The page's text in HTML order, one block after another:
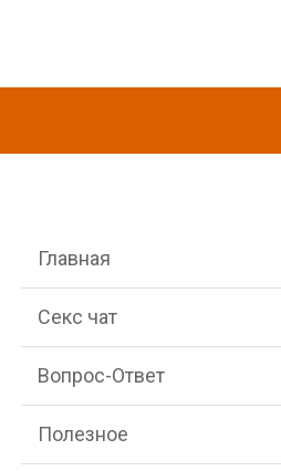
Главная
Секс чат
Вопрос-Ответ
Полезное